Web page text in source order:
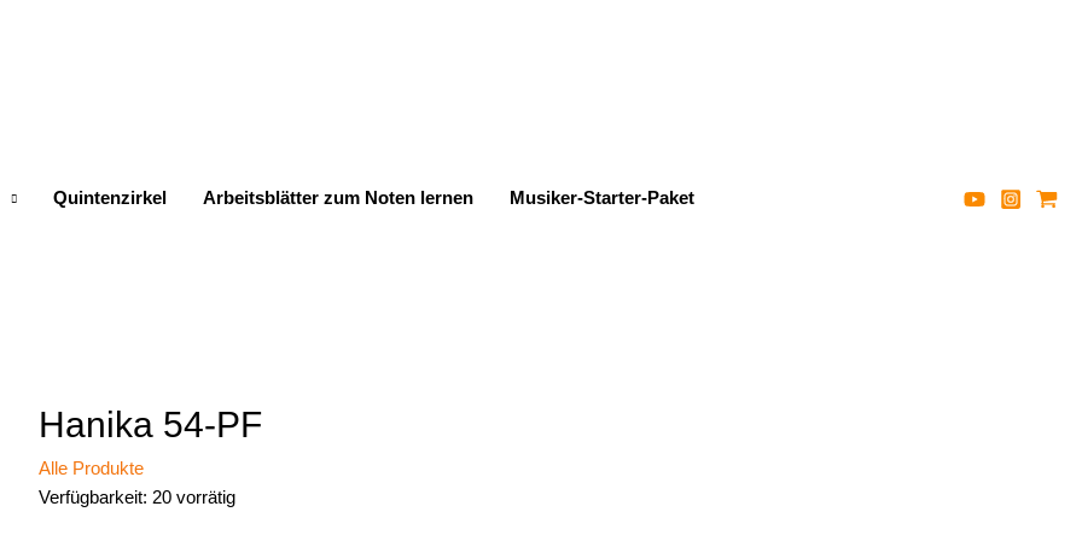
Quintenzirkel Arbeitsblätter zum Noten lernen Musiker-Starter-Paket
Hanika 54-PF
Alle Produkte
Verfügbarkeit: 20 vorrätig